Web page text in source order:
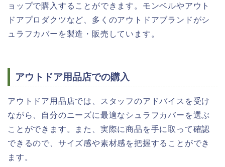
ョップで購入することができます。モンベルやアウト
ドアプロダクツなど、多くのアウトドアブランドがシ
ュラフカバーを製造・販売しています。
アウトドア用品店での購入
アウトドア用品店では、スタッフのアドバイスを受け
ながら、自分のニーズに最適なシュラフカバーを選ぶ
ことができます。また、実際に商品を手に取って確認
できるので、サイズ感や素材感を把握することができ
ます。